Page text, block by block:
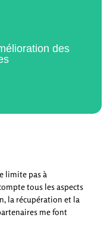
de prévention et
nous aidons
des
en matière
et consultants
de formation
avancées et
au travail.
limite pas à
tous les aspects
la récupération et la
me font